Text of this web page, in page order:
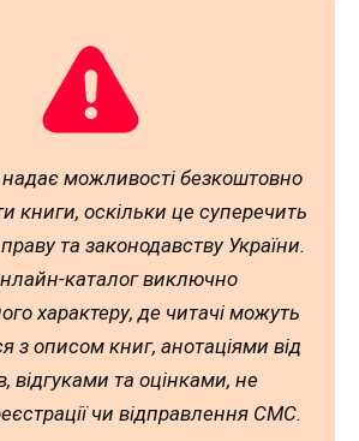
надає можливості безкоштовно
книги, оскільки це суперечить
та законодавству України.
каталог виключно
характеру, де читачі можуть
з описом книг, анотаціями від
відгуками та оцінками, не
чи відправлення СМС.